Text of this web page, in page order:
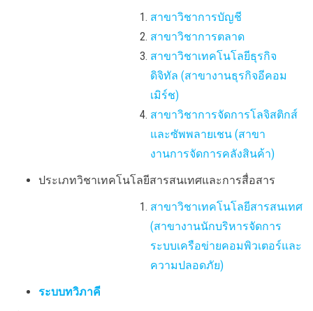
สาขาวิชาการบัญชี
สาขาวิชาการตลาด
สาขาวิชาเทคโนโลยีธุรกิจ
ดิจิทัล (สาขางานธุรกิจอีคอม
เมิร์ช)
สาขาวิชาการจัดการโลจิสติกส์
และซัพพลายเชน (สาขา
งานการจัดการคลังสินค้า)
ประเภทวิชาเทคโนโลยีสารสนเทศและการสื่อสาร
สาขาวิชาเทคโนโลยีสารสนเทศ
(สาขางานนักบริหารจัดการ
ระบบเครือข่ายคอมพิวเตอร์และ
ความปลอดภัย)
ระบบทวิภาคี